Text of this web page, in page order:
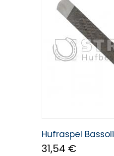
Hufraspel Bassoli
31,54 €